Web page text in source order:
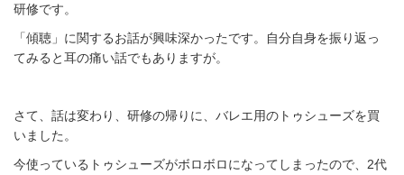
研修です。
「傾聴」に関するお話が興味深かったです。自分自身を振り返っ
てみると耳の痛い話でもありますが。
さて、話は変わり、研修の帰りに、バレエ用のトゥシューズを買
いました。
今使っているトゥシューズがボロボロになってしまったので、2代